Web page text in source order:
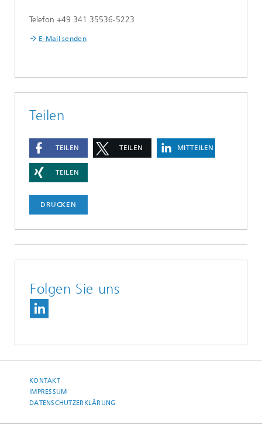
Telefon +49 341 35536-5223
E-Mail senden
Teilen
TEILEN TEILEN MITTEILEN
TEILEN
DRUCKEN
Folgen Sie uns
KONTAKT
IMPRESSUM
DATENSCHUTZERKLÄRUNG